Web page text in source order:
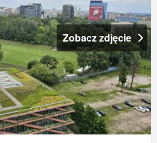
Zobacz zdjęcie